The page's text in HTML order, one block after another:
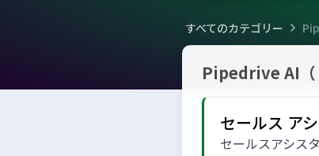
すべてのカテゴリー
Pipedrive AI（パイプド
Pipedrive AI（
セールス ア
セールスアシス